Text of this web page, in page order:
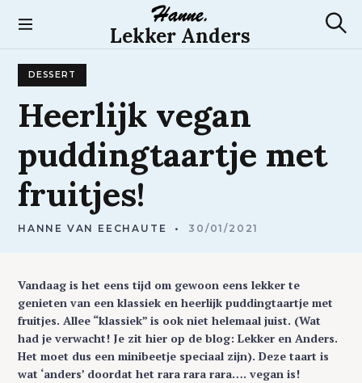
Lekker Anders
e
DESSERT
Heerlijk vegan
puddingtaartje met
fruitjes!
HANNE VAN EECHAUTE 30/01/2021
Vandaag is het eens tijd om gewoon eens lekker te
genieten van een klassiek en heerlijk puddingtaartje met
fruitjes. Allee “klassiek” is ook niet helemaal juist. (Wat
had je verwacht! Je zit hier op de blog: Lekker en Anders.
Het moet dus een minibeetje speciaal zijn). Deze taart is
wat ‘anders’ doordat het rara rara rara…. vegan is!